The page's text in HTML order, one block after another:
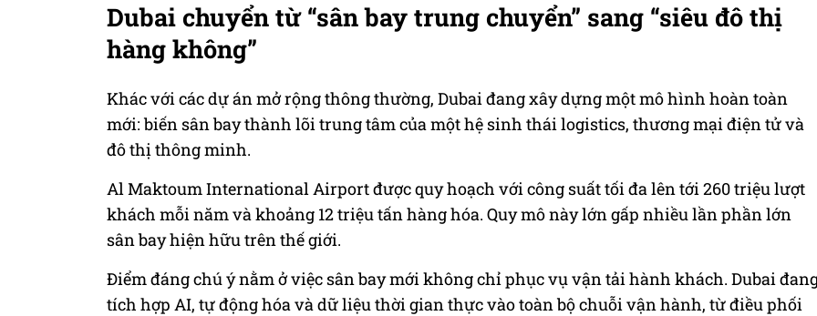
Dubai chuyển từ “sân bay trung chuyển” sang “siêu đô thị
hàng không”
Khác với các dự án mở rộng thông thường, Dubai đang xây dựng một mô hình hoàn toàn
mới: biến sân bay thành lõi trung tâm của một hệ sinh thái logistics, thương mại điện tử và
đô thị thông minh.
Al Maktoum International Airport được quy hoạch với công suất tối đa lên tới 260 triệu lượt
khách mỗi năm và khoảng 12 triệu tấn hàng hóa. Quy mô này lớn gấp nhiều lần phần lớn
sân bay hiện hữu trên thế giới.
Điểm đáng chú ý nằm ở việc sân bay mới không chỉ phục vụ vận tải hành khách. Dubai
tích hợp AI, tự động hóa và dữ liệu thời gian thực vào toàn bộ chuỗi vận hành, từ điều phối